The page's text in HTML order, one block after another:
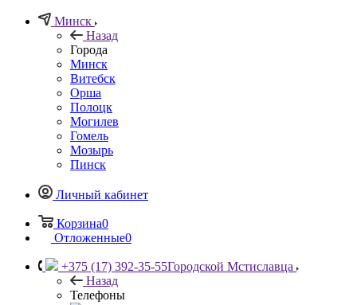
Минск
Назад
Города
Минск
Витебск
Орша
Полоцк
Могилев
Гомель
Мозырь
Пинск
Личный кабинет
Корзина0
Отложенные0
+375 (17) 392-35-55Городской Мстиславца
Назад
Телефоны